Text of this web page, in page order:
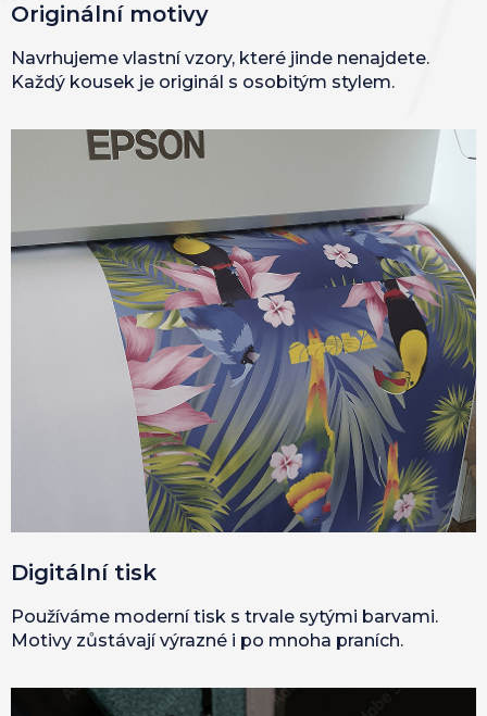
Originální motivy
Navrhujeme vlastní vzory, které jinde nenajdete.
Každý kousek je originál s osobitým stylem.
Digitální tisk
Používáme moderní tisk s trvale sytými barvami.
Motivy zůstávají výrazné i po mnoha praních.